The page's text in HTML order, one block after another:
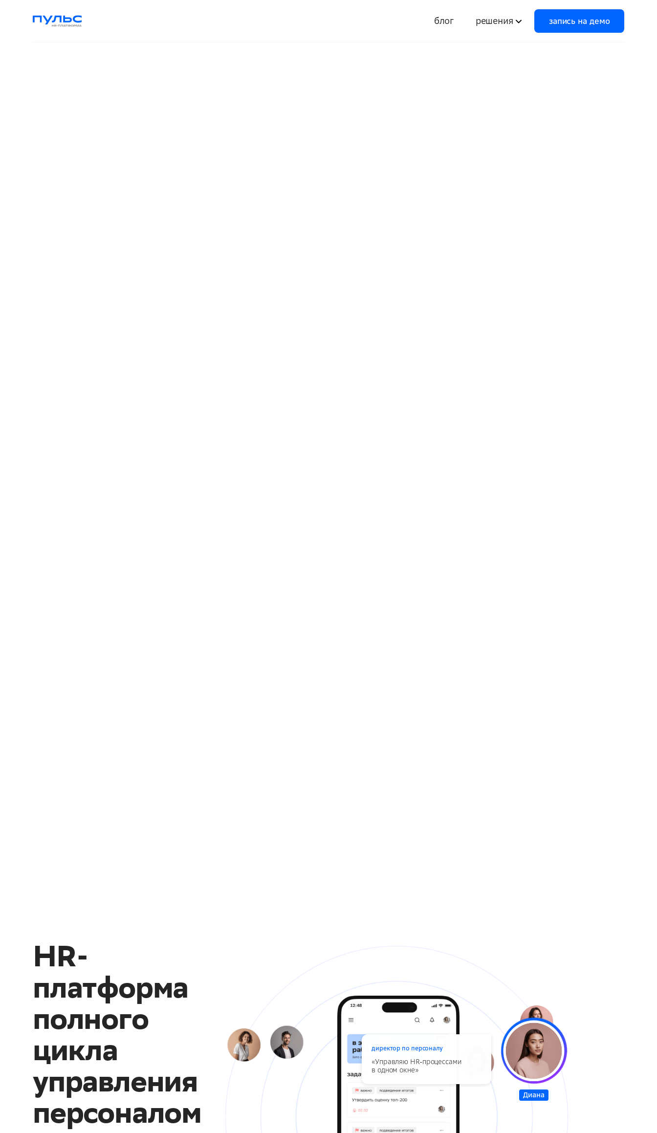
блог решения
запись на демо
HR-
платформа
полного
цикла
управления
персоналом
директор по персоналу
«Управляю HR‑процессами
в одном окне»
Диана